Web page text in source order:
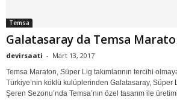
Temsa
Galatasaray da Temsa
devirsaati - Mart 13, 2017
Temsa Maraton, Süper Lig takımlarının tercihi
Türkiye’nin köklü kulüplerinden Galatasaray, Süper
Şeren Sezonu’nda Temsa’nın özel tasarım ile